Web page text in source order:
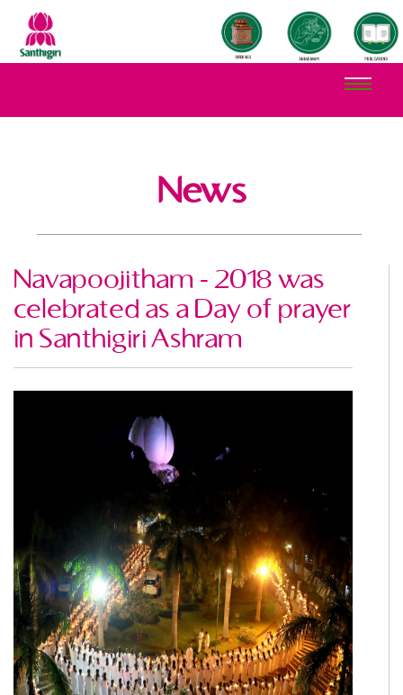
News
Navapoojitham - 2018 was
celebrated as a Day of prayer
in Santhigiri Ashram